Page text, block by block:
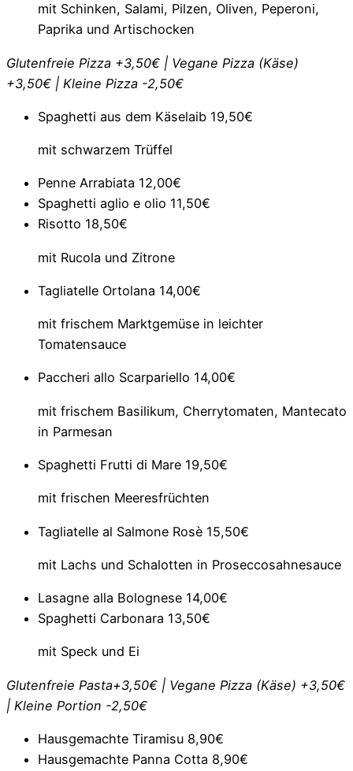
mit Schinken, Salami, Pilzen, Oliven, Peperoni,
Paprika und Artischocken
Glutenfreie Pizza +3,50€ | Vegane Pizza (Käse)
+3,50€ | Kleine Pizza -2,50€
Spaghetti aus dem Käselaib 19,50€
mit schwarzem Trüffel
Penne Arrabiata 12,00€
Spaghetti aglio e olio 11,50€
Risotto 18,50€
mit Rucola und Zitrone
Tagliatelle Ortolana 14,00€
mit frischem Marktgemüse in leichter
Tomatensauce
Paccheri allo Scarpariello 14,00€
mit frischem Basilikum, Cherrytomaten, Mantecato
in Parmesan
Spaghetti Frutti di Mare 19,50€
mit frischen Meeresfrüchten
Tagliatelle al Salmone Rosè 15,50€
mit Lachs und Schalotten in Proseccosahnesauce
Lasagne alla Bolognese 14,00€
Spaghetti Carbonara 13,50€
mit Speck und Ei
Glutenfreie Pasta+3,50€ | Vegane Pizza (Käse) +3,50€
| Kleine Portion -2,50€
Hausgemachte Tiramisu 8,90€
Hausgemachte Panna Cotta 8,90€